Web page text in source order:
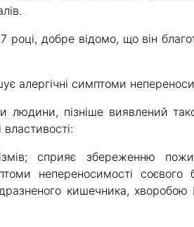
добре відомо, що він
алергічні симптоми
людини, пізніше виявлений
сприяє збереженню
непереносимості соєвого
кишечника, хворобою